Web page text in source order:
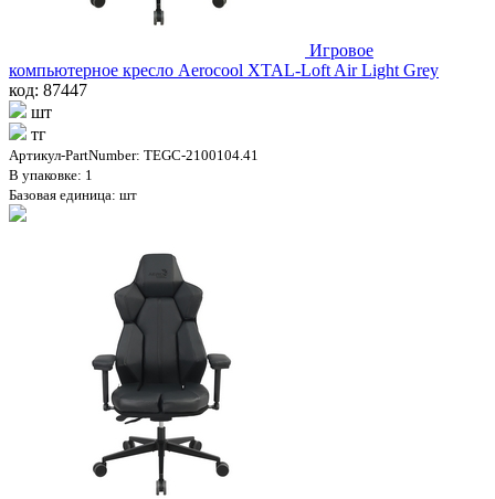
Игровое
компьютерное кресло Aerocool XTAL-Loft Air Light Grey
код: 87447
шт
тг
Артикул-PartNumber: TEGC-2100104.41
В упаковке: 1
Базовая единица: шт